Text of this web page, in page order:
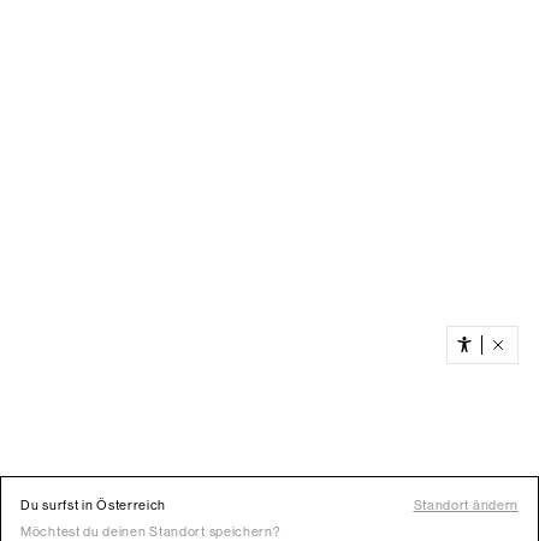
Du surfst in Österreich
Standort ändern
Möchtest du deinen Standort speichern?